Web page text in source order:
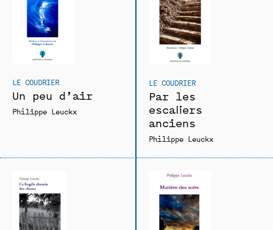
LE COUDRIER
Un peu d’air
Philippe Leuckx
LE COUDRIER
Par les
escaliers
anciens
Philippe Leuckx